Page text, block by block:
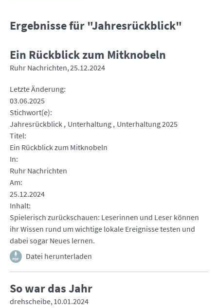
Ergebnisse für "Jahresrückblick"
Ein Rückblick zum Mitknobeln
Ruhr Nachrichten 25.12.2024
Letzte Änderung
03.06.2025
Stichwort(e)
Jahresrückblick Unterhaltung Unterhaltung 2025
Titel
Ein Rückblick zum Mitknobeln
In
Ruhr Nachrichten
Am
25.12.2024
Inhalt
Spielerisch zurückschauen: Leserinnen und Leser können
ihr Wissen rund um wichtige lokale Ereignisse testen und
dabei sogar Neues lernen.
Datei herunterladen
So war das Jahr
drehscheibe 10.01.2024